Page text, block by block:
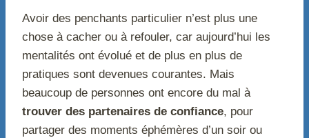
Avoir des penchants particulier n’est plus une
chose à cacher ou à refouler, car aujourd’hui les
mentalités ont évolué et de plus en plus de
pratiques sont devenues courantes. Mais
beaucoup de personnes ont encore du mal à
trouver des partenaires de confiance, pour
partager des moments éphémères d’un soir ou